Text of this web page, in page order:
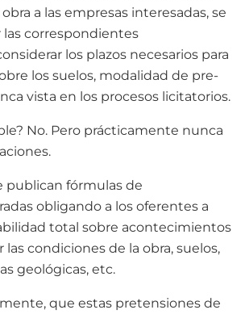
a las empresas interesadas, se
correspondientes
los plazos necesarios para
los suelos, modalidad de pre-
vista en los procesos licitatorios.
No. Pero prácticamente nunca
publican fórmulas de
obligando a los oferentes a
total sobre acontecimientos
las condiciones de la obra, suelos,
geológicas, etc.
que estas pretensiones de